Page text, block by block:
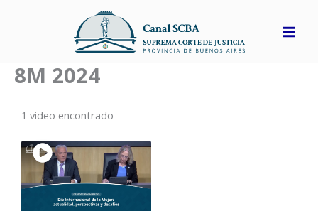
8M 2024
1 video encontrado